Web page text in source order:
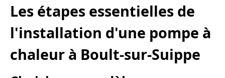
Les étapes essentielles de
l'installation d'une pompe à
chaleur à Boult-sur-Suippe